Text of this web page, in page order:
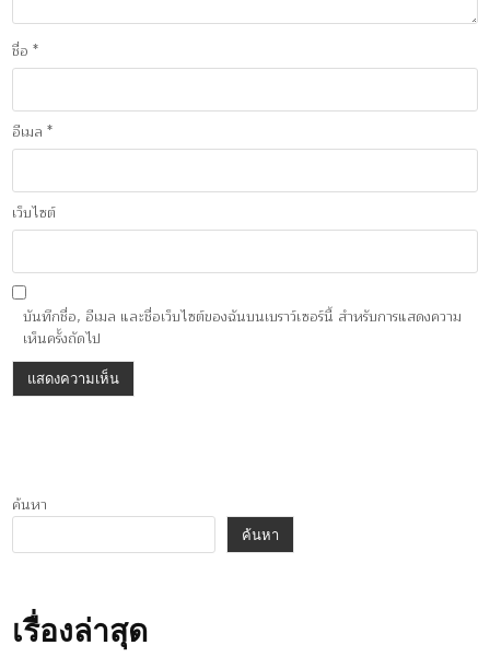
ชื่อ*
อีเมล*
เว็บไซต์
บันทึกชื่อ, อีเมล และชื่อเว็บไซต์ของฉันบนเบราว์เซอร์นี้ สำหรับการแสดงความ
เห็นครั้งถัดไป
ค้นหา
ค้นหา
เรื่องล่าสุด